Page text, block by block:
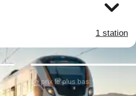
1 station
Le prix le plus bas: